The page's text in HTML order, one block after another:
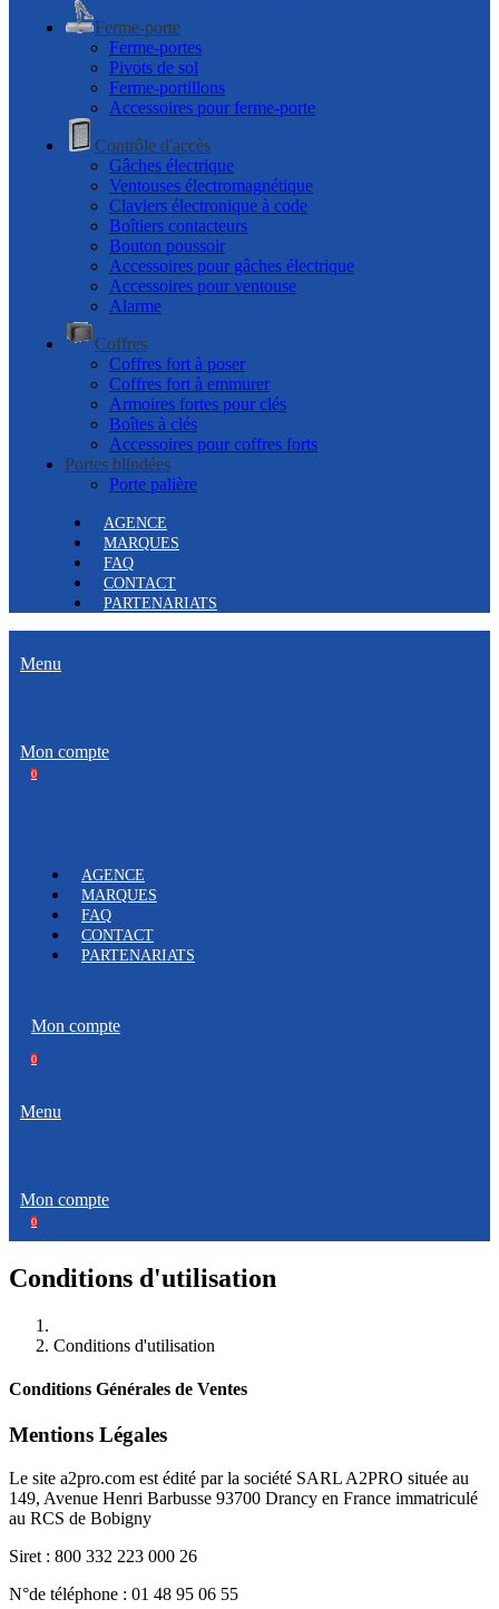
Ferme-porte
Ferme-portes
Pivots de sol
Ferme-portillons
Accessoires pour ferme-porte
Contrôle d'accès
Gâches électrique
Ventouses électromagnétique
Claviers électronique à code
Boîtiers contacteurs
Bouton poussoir
Accessoires pour gâches électrique
Accessoires pour ventouse
Alarme
Coffres
Coffres fort à poser
Coffres fort à emmurer
Armoires fortes pour clés
Boîtes à clés
Accessoires pour coffres forts
Portes blindées
Porte palière
AGENCE
MARQUES
FAQ
CONTACT
PARTENARIATS
Menu
Mon compte
0
AGENCE
MARQUES
FAQ
CONTACT
PARTENARIATS
Mon compte
0
Menu
Mon compte
0
Conditions d'utilisation
Conditions d'utilisation
Conditions Générales de Ventes
Mentions Légales
Le site a2pro.com est édité par la société SARL A2PRO située au
149, Avenue Henri Barbusse 93700 Drancy en France immatriculé
au RCS de Bobigny
Siret : 800 332 223 000 26
N°de téléphone : 01 48 95 06 55